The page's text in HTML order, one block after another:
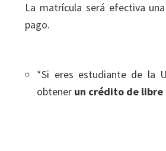
La matrícula será efectiva
pago.
*Si eres estudiante de la
obtener un crédito de libre